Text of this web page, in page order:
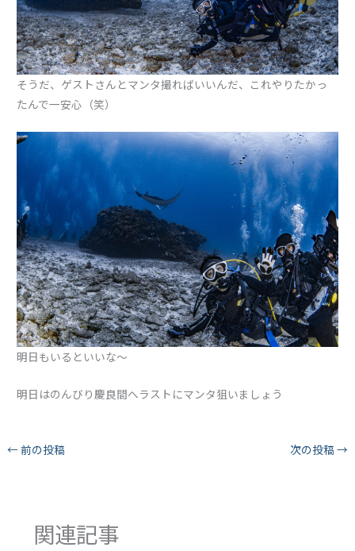
そうだ、ゲストさんとマンタ撮ればいいんだ、これやりたかっ
たんで一安心（笑）
明日もいるといいな〜
明日はのんびり慶良間へラストにマンタ狙いましょう
←前の投稿 次の投稿 →
関連記事